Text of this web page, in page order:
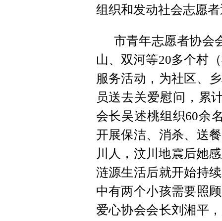
组织和发动社会志愿
市青年志愿者协会
山、双河等20多个村
服务活动，为社区、
员送去关爱慰问，累
会长吴述桃组织60余
开展保洁、消杀、送
川人，汶川地震后她
涟源生活后就开始持
中有两个小孩需要照
爱心协会会长刘湘平